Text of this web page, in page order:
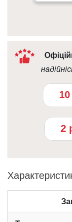
10
2